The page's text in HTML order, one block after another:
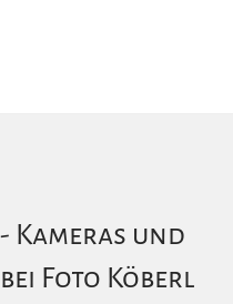
Kameras und
Foto Köberl